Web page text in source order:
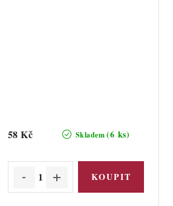
Skladem (6 ks)
58 Kč